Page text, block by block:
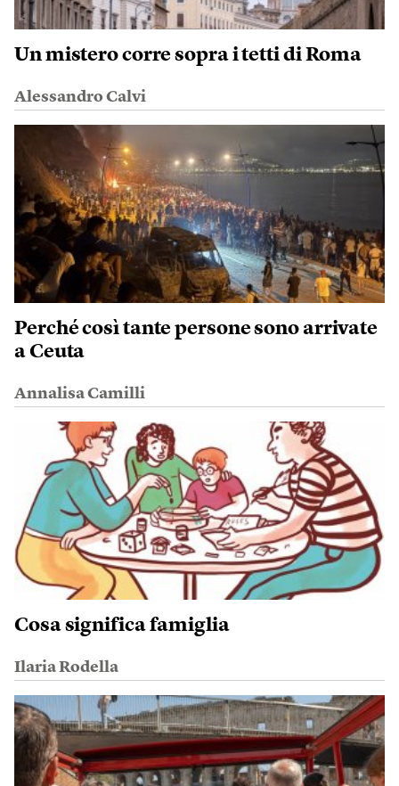
Un mistero corre sopra i tetti di Roma
Alessandro Calvi
Perché così tante persone sono arrivate
a Ceuta
Annalisa Camilli
Cosa significa famiglia
Ilaria Rodella